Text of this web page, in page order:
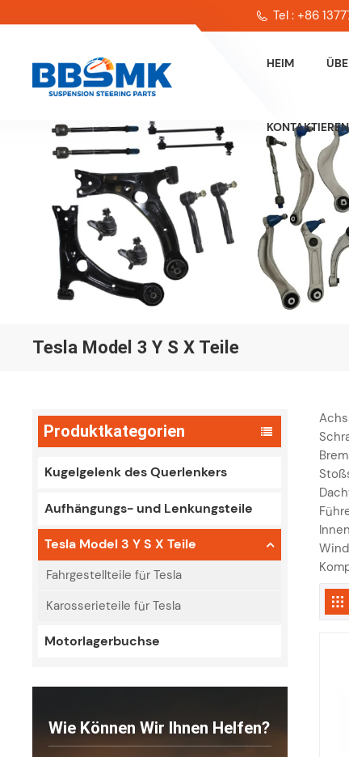
Tel : +86
HEIM
Tesla Model 3 Y S X Teile
Produktkategorien
Kugelgelenk des Querlenkers
Aufhängungs- und Lenkungsteile
Tesla Model 3 Y S X Teile
Fahrgestellteile für Tesla
Karosserieteile für Tesla
Motorlagerbuchse
Wie Können Wir Ihnen Helfen?